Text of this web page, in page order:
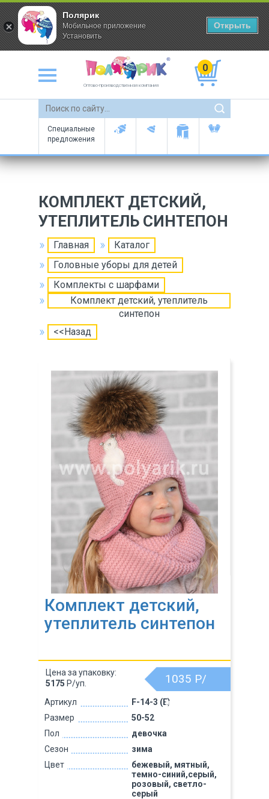
Оптово-производственная компания
0
Специальные
предложения
КОМПЛЕКТ ДЕТСКИЙ,
УТЕПЛИТЕЛЬ СИНТЕПОН
Главная
Каталог
Головные уборы для детей
Комплекты с шарфами
Комплект детский, утеплитель
синтепон
<<Назад
Комплект детский,
утеплитель синтепон
Артикул
F-14-3 (Е)
Размер
50-52
Пол
девочка
Сезон
зима
Цвет
бежевый, мятный,
темно-синий,серый,
розовый, светло-
серый
1035 Р/
шт.
Цена за упаковку:
5175 Р/уп.
Полярик
Мобильное приложение
Установить
Открыть